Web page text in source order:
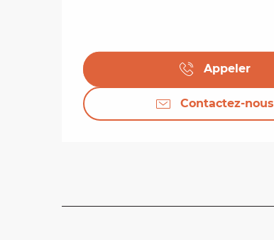
Appeler
Contactez-nous